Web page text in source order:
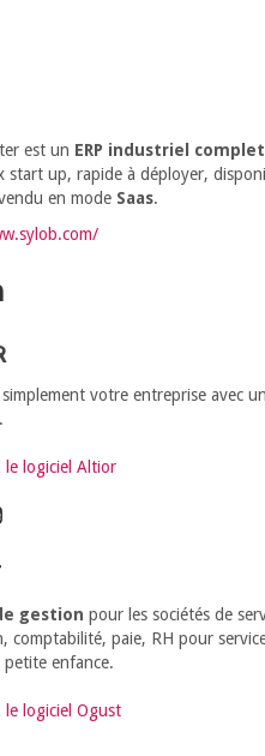
est un ERP industriel complet
start up, rapide à déployer,
en mode Saas.
votre entreprise avec un
.
le logiciel Altior
gestion pour les sociétés de
comptabilité, paie, RH pour
petite enfance.
le logiciel Ogust